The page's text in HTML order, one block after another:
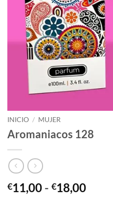
INICIO / MUJER
Aromaniacos 128
€11,00 - €18,00Rango